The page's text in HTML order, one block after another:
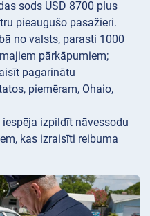
sods USD 8700 plus
pieaugušo pasažieri.
no valsts, parasti 1000
pārkāpumiem;
pagarinātu
piemēram, Ohaio,
izpildīt nāvessodu
kas izraisīti reibuma